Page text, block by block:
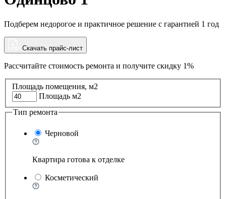
Подберем недорогое и практичное решение с гарантией 1 год
Скачать прайс-лист
Рассчитайте стоимость ремонта и получите скидку 1%
Площадь помещения, м2
Площадь м2
Тип ремонта
Черновой
Квартира готова к отделке
Косметический